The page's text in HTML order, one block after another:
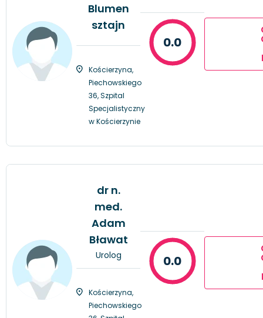
Blumen
sztajn
Kościerzyna,
Piechowskiego
36, Szpital
Specjalistyczny
w Kościerzynie
0.0
dr n.
med.
Adam
Bławat
Urolog
Kościerzyna,
Piechowskiego
0.0